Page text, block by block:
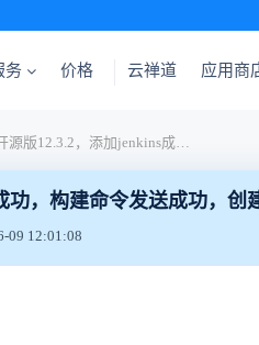
务 价格 云禅道 应用商
禅道开源版12.3.2，添加jenkins成功，构建命令发送成功，创建失败
功，构建命令发送成功，创
09 12:01:08